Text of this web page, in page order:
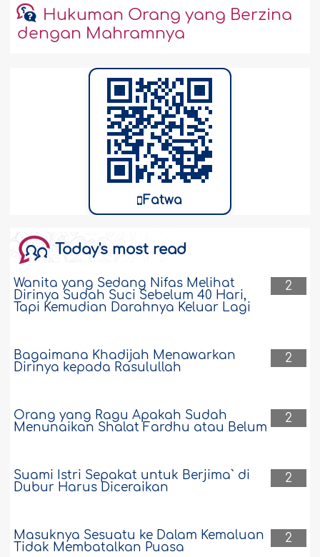
Hukuman Orang yang Berzina
dengan Mahramnya
Fatwa
Today's most read
2
Wanita yang Sedang Nifas Melihat
Dirinya Sudah Suci Sebelum 40 Hari,
Tapi Kemudian Darahnya Keluar Lagi
2
Bagaimana Khadijah Menawarkan
Dirinya kepada Rasulullah
2
Orang yang Ragu Apakah Sudah
Menunaikan Shalat Fardhu atau Belum
2
Suami Istri Sepakat untuk Berjima` di
Dubur Harus Diceraikan
2
Masuknya Sesuatu ke Dalam Kemaluan
Tidak Membatalkan Puasa